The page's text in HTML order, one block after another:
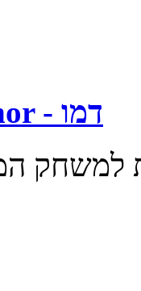
Medal of Honor - דמו